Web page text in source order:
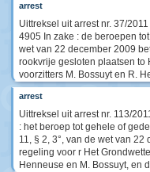
arrest
Uittreksel uit arrest nr. 37/
4905 In zake : de beroepen
wet van 22 december 2009
rookvrije gesloten plaatsen to
voorzitters M. Bossuyt en R.
arrest
Uittreksel uit arrest nr. 113/
: het beroep tot gehele of
11, § 2, 3°, van de wet van
regeling voor r Het
Henneuse en M. Bossuyt, en